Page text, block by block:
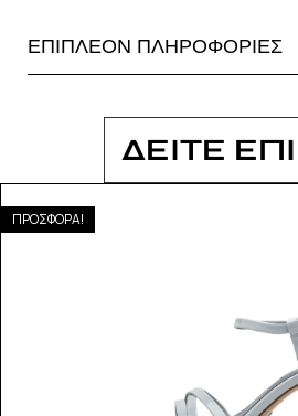
ΕΠΙΠΛΕΟΝ ΠΛΗΡΟΦΟΡΙΕΣ
ΔΕΙΤΕ
ΠΡΟΣΦΟΡΑ!